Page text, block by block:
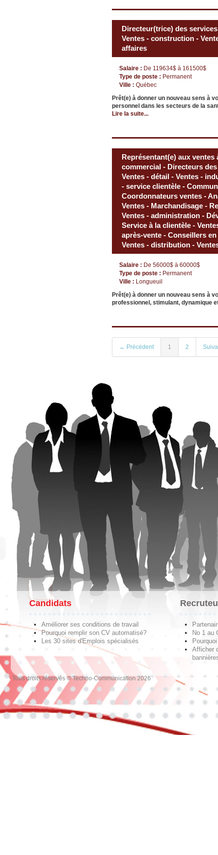
Directeur(trice) des
Ventes - construction -
affaires
Salaire : De 119634$ à 161500$
Type de poste : Permanent
Ville : Québec
Prêt(e) à donner un nouveau sens à
personnel dans les secteurs de la
Lire la suite...
Représentant(e) aux
commercial - Directeurs
Ventes - détail - Ventes -
- service clientèle -
Coordonnateurs ventes -
Ventes - Marchandisage -
Ventes - administration -
Service à la clientèle -
après-vente - Conseillers
Ventes - distribution -
Salaire : De 56000$ à 60000$
Type de poste : Permanent
Ville : Longueuil
Prêt(e) à donner un nouveau sens à
professionnel, stimulant, dynamique
← Précédent 1 2
Candidats
Améliorer ses conditions de travail
Pourquoi remplir son CV automatisé?
Les 30 sites d'Emplois spécialisés
No 1 au
Afficher
Tous droits réservés © Techno-Communication 2026